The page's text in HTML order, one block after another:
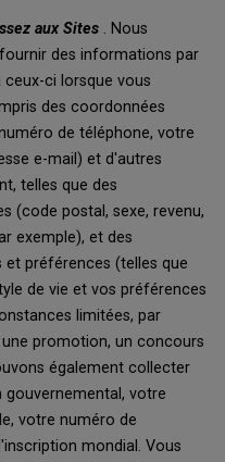
aux Sites . Nous
des informations par
ceux-ci lorsque vous
des coordonnées
de téléphone, votre
e-mail) et d'autres
telles que des
(code postal, sexe, revenu,
exemple), et des
préférences (telles que
de vie et vos préférences
limitées, par
promotion, un concours
également collecter
votre
votre numéro de
mondial. Vous